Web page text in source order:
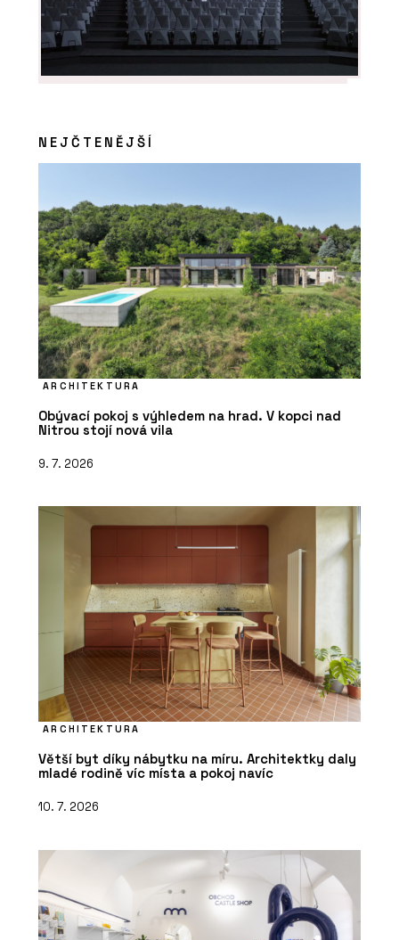
NEJČTENĚJŠÍ
ARCHITEKTURA
Obývací pokoj s výhledem na hrad. V kopci nad
Nitrou stojí nová vila
9. 7. 2026
ARCHITEKTURA
Větší byt díky nábytku na míru. Architektky daly
mladé rodině víc místa a pokoj navíc
10. 7. 2026